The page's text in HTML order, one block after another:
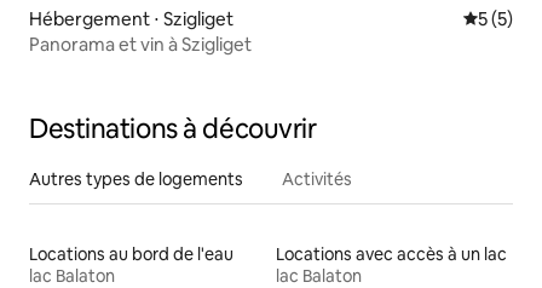
Hébergement ⋅ Szigliget
5 (5)
Panorama et vin à Szigliget
Destinations à découvrir
Autres types de logements Activités
Locations au bord de l'eau
lac Balaton
Locations avec accès à un lac
lac Balaton